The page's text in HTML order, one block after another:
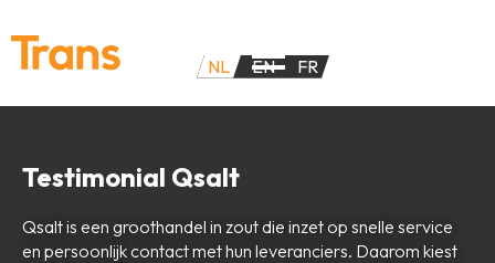
NL EN FR
Testimonial Qsalt
Qsalt is een groothandel in zout die inzet op snelle service
en persoonlijk contact met hun leveranciers. Daarom kiest